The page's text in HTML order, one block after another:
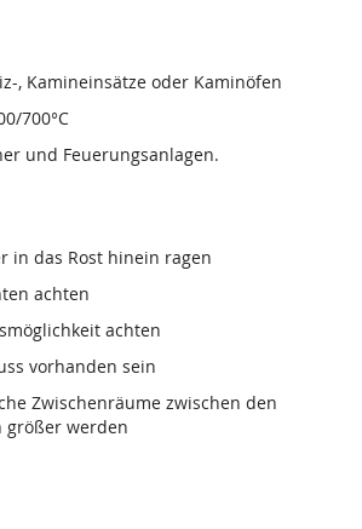
, Kamineinsätze oder Kaminöfen
700°C
und Feuerungsanlagen.
in das Rost hinein ragen
achten
achten
vorhanden sein
Zwischenräume zwischen den
größer werden